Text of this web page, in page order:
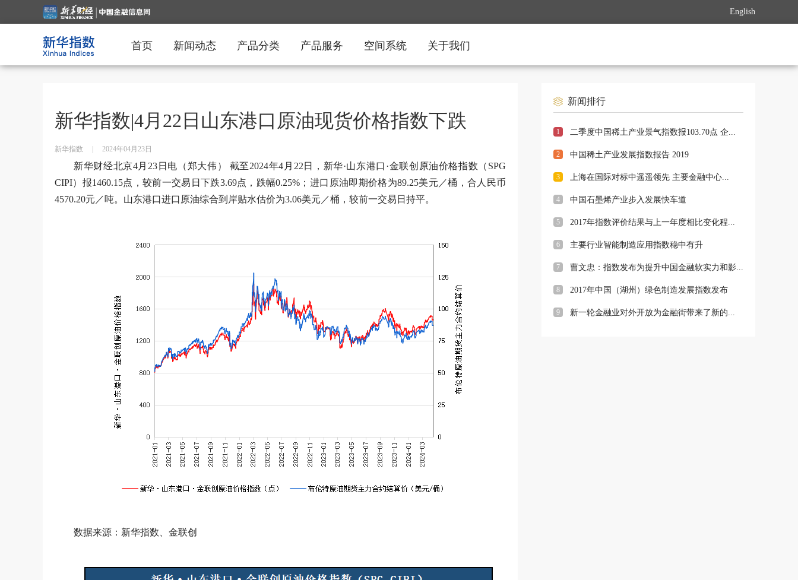
English
首页 新闻动态 产品分类 产品服务 空间系统 关于我们
新华指数|4月22日山东港口原油现货价格指数下跌
新华指数 2024年04月23日
新华财经北京4月23日电（郑大伟） 截至2024年4月22日，新华·山东港口·金联创原油价格指数（SPG
CIPI）报1460.15点，较前一交易日下跌3.69点，跌幅0.25%；进口原油即期价格为89.25美元／桶，合人民币
4570.20元／吨。山东港口进口原油综合到岸贴水估价为3.06美元／桶，较前一交易日持平。
数据来源：新华指数、金联创
新闻排行
1 二季度中国稀土产业景气指数报103.70点 企...
2 中国稀土产业发展指数报告 2019
3 上海在国际对标中遥遥领先 主要金融中心...
4 中国石墨烯产业步入发展快车道
5 2017年指数评价结果与上一年度相比变化程...
6 主要行业智能制造应用指数稳中有升
7 曹文忠：指数发布为提升中国金融软实力和影...
8 2017年中国（湖州）绿色制造发展指数发布
9 新一轮金融业对外开放为金融街带来了新的...